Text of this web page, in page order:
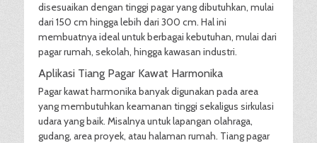
disesuaikan dengan tinggi pagar yang dibutuhkan, mulai
dari 150 cm hingga lebih dari 300 cm. Hal ini
membuatnya ideal untuk berbagai kebutuhan, mulai dari
pagar rumah, sekolah, hingga kawasan industri.
Aplikasi Tiang Pagar Kawat Harmonika
Pagar kawat harmonika banyak digunakan pada area
yang membutuhkan keamanan tinggi sekaligus sirkulasi
udara yang baik. Misalnya untuk lapangan olahraga,
gudang, area proyek, atau halaman rumah. Tiang pagar